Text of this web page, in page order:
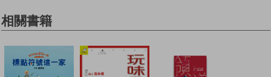
相關書籍